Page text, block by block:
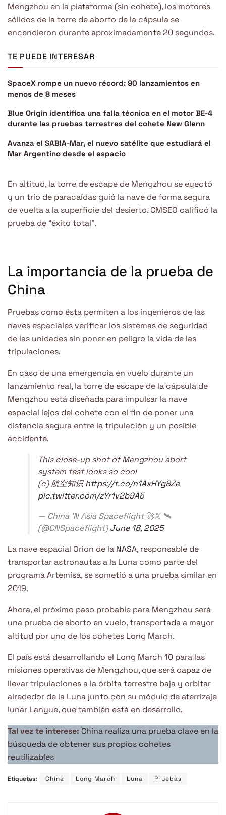
Mengzhou en la plataforma (sin cohete), los motores
sólidos de la torre de aborto de la cápsula se
encendieron durante aproximadamente 20 segundos.
TE PUEDE INTERESAR
SpaceX rompe un nuevo récord: 90 lanzamientos en
menos de 8 meses
Blue Origin identifica una falla técnica en el motor BE-4
durante las pruebas terrestres del cohete New Glenn
Avanza el SABIA-Mar, el nuevo satélite que estudiará el
Mar Argentino desde el espacio
En altitud, la torre de escape de Mengzhou se eyectó
y un trío de paracaídas guió la nave de forma segura
de vuelta a la superficie del desierto. CMSEO calificó la
prueba de “éxito total”.
La importancia de la prueba de
China
Pruebas como ésta permiten a los ingenieros de las
naves espaciales verificar los sistemas de seguridad
de las unidades sin poner en peligro la vida de las
tripulaciones.
En caso de una emergencia en vuelo durante un
lanzamiento real, la torre de escape de la cápsula de
Mengzhou está diseñada para impulsar la nave
espacial lejos del cohete con el fin de poner una
distancia segura entre la tripulación y un posible
accidente.
This close-up shot of Mengzhou abort
system test looks so cool
(c) 航空知识https://t.co/n1AxHYg8Ze
pic.twitter.com/zYr1v2b9A5
— China 'N Asia Spaceflight 🚀𝕏 🛰️
(@CNSpaceflight)June 18, 2025
La nave espacial Orion de la NASA, responsable de
transportar astronautas a la Luna como parte del
programa Artemisa, se sometió a una prueba similar en
2019.
Ahora, el próximo paso probable para Mengzhou será
una prueba de aborto en vuelo, transportada a mayor
altitud por uno de los cohetes Long March.
El país está desarrollando el Long March 10 para las
misiones operativas de Mengzhou, que será capaz de
llevar tripulaciones a la órbita terrestre baja y orbitar
alrededor de la Luna junto con su módulo de aterrizaje
lunar Lanyue, que también está en desarrollo.
Tal vez te interese: China realiza una prueba clave en la
búsqueda de obtener sus propios cohetes
reutilizables
Etiquetas: China Long March Luna Pruebas